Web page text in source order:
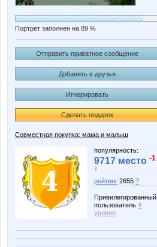
Портрет заполнен на 89 %
Отправить приватное сообщение
Добавить в друзья
Игнорировать
Сделать подарок
Совместная покупка: мама и малыш
популярность:
9717 место -1
↓
рейтинг 2655 ?
Привилегированный
пользователь 4
уровня